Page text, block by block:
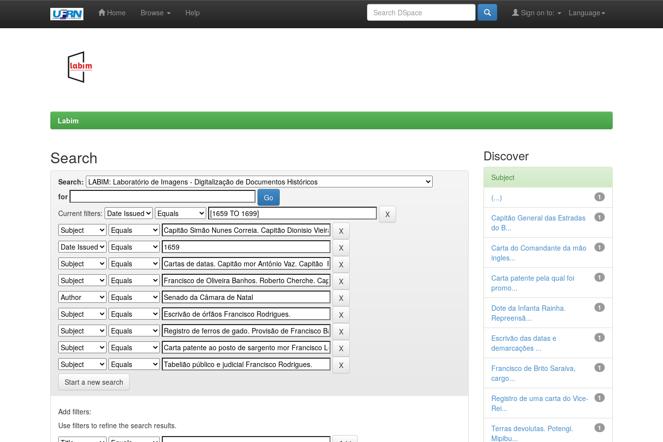
Home Browse Help Language
Sign on to:
Labim
Search
Search:
for
Current filters:
Start a new search
Add filters:
Use filters to refine the search results.
Discover
Subject
1
(...)
1
Capitão General das Estradas
do B...
1
Carta do Comandante da mão
ingles...
1
Carta patente pela qual foi
promo...
1
Dote da Infanta Rainha.
Repreensã...
1
Escrivão das datas e
demarcações ...
1
Francisco de Brito Saraiva,
cargo...
1
Registro de uma carta do Vice-
Rei...
1
Terras devolutas. Potengi.
Mipibu...